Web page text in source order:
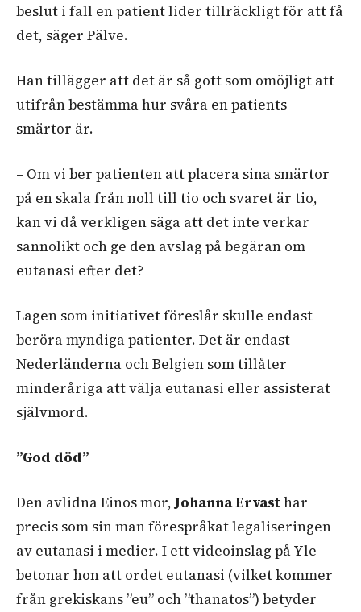
beslut i fall en patient lider tillräckligt för att få
det, säger Pälve.
Han tillägger att det är så gott som omöjligt att
utifrån bestämma hur svåra en patients
smärtor är.
– Om vi ber patienten att placera sina smärtor
på en skala från noll till tio och svaret är tio,
kan vi då verkligen säga att det inte verkar
sannolikt och ge den avslag på begäran om
eutanasi efter det?
Lagen som initiativet föreslår skulle endast
beröra myndiga patienter. Det är endast
Nederländerna och Belgien som tillåter
minderåriga att välja eutanasi eller assisterat
självmord.
”God död”
Den avlidna Einos mor,Johanna Ervasthar
precis som sin man förespråkat legaliseringen
av eutanasi i medier. I ett videoinslag på Yle
betonar hon att ordet eutanasi (vilket kommer
från grekiskans ”eu” och ”thanatos”) betyder